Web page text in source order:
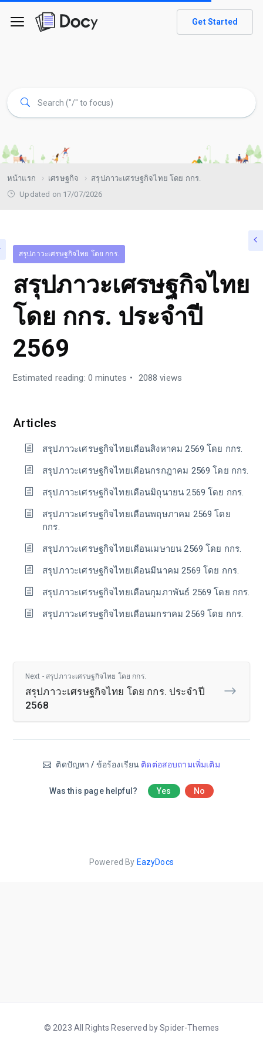
Get Started
หน้าแรก เศรษฐกิจ
สรุปภาวะเศรษฐกิจไทย โดย กกร.
Updated on 17/07/2026
สรุปภาวะเศรษฐกิจไทย โดย กกร.
สรุปภาวะเศรษฐกิจไทย
โดย กกร. ประจำปี
2569
Estimated reading: 0 minutes 2088 views
Articles
สรุปภาวะเศรษฐกิจไทยเดือนสิงหาคม 2569 โดย กกร.
สรุปภาวะเศรษฐกิจไทยเดือนกรกฎาคม 2569 โดย กกร.
สรุปภาวะเศรษฐกิจไทยเดือนมิถุนายน 2569 โดย กกร.
สรุปภาวะเศรษฐกิจไทยเดือนพฤษภาคม 2569 โดย
กกร.
สรุปภาวะเศรษฐกิจไทยเดือนเมษายน 2569 โดย กกร.
สรุปภาวะเศรษฐกิจไทยเดือนมีนาคม 2569 โดย กกร.
สรุปภาวะเศรษฐกิจไทยเดือนกุมภาพันธ์ 2569 โดย กกร.
สรุปภาวะเศรษฐกิจไทยเดือนมกราคม 2569 โดย กกร.
Next - สรุปภาวะเศรษฐกิจไทย โดย กกร.
สรุปภาวะเศรษฐกิจไทย โดย กกร. ประจำปี
2568
ติดปัญหา / ข้อร้องเรียน ติดต่อสอบถามเพิ่มเติม
Was this page helpful? Yes No
Powered By EazyDocs
© 2023 All Rights Reserved by Spider-Themes